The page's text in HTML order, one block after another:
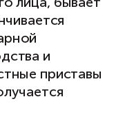
и
приставы